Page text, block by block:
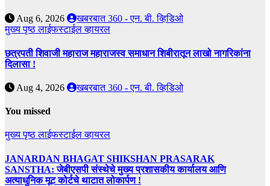
Aug 6, 2026
खबरबात 360 - एन. बी. व्हिडिओ
मुख्य पृष्ठलाईफस्टाईलव्हायरल
छत्रपती शिवाजी महाराज महाराजस्व समाधान शिबीरातून लाखो नागरिकांना
दिलासा !
Aug 4, 2026 खबरबात 360 - एन. बी. व्हिडिओ
You missed
मुख्य पृष्ठलाईफस्टाईलव्हायरल
JANARDAN BHAGAT SHIKSHAN PRASARAK
SANSTHA: जेबीएसपी संस्थेचे मुख्य प्रशासकीय कार्यालय आणि
अत्याधुनिक मूट कोर्टचे थाटात लोकार्पण !